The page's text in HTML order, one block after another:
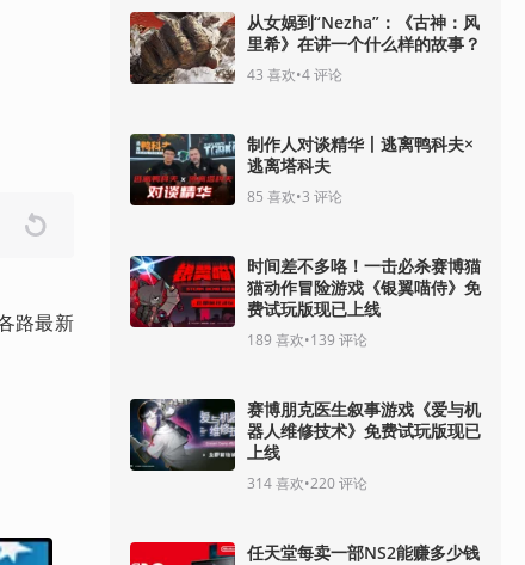
路最新
从女娲到“Nezha”：《古神：风
里希》在讲一个什么样的故事？
43 喜欢•4评论
制作人对谈精华丨逃离鸭科夫×
逃离塔科夫
85 喜欢•3 评论
时间差不多咯！一击必杀赛博猫
猫动作冒险游戏《银翼喵侍》免
费试玩版现已上线
189 喜欢•139 评论
赛博朋克医生叙事游戏《爱与机
器人维修技术》免费试玩版现已
上线
314喜欢•220评论
任天堂每卖一部NS2能赚多少钱